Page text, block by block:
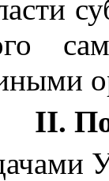
II.